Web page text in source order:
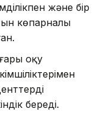
және бір
көпарналы
оқу
береді.